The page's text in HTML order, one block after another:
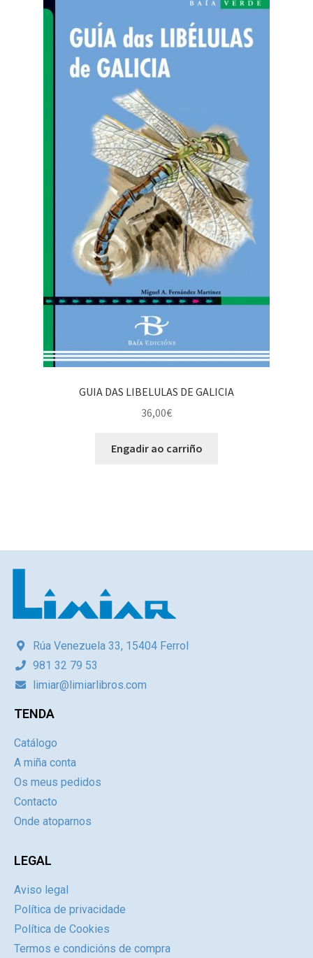
GUIA DAS LIBELULAS DE GALICIA
36,00€
Engadir ao carriño
Rúa Venezuela 33, 15404 Ferrol
981 32 79 53
limiar@limiarlibros.com
TENDA
Catálogo
A miña conta
Os meus pedidos
Contacto
Onde atoparnos
LEGAL
Aviso legal
Política de privacidade
Política de Cookies
Termos e condicións de compra